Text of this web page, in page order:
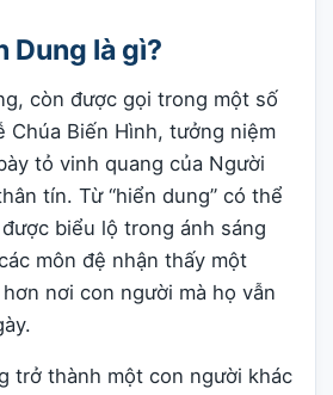
Dung là gì?
còn được gọi trong một số
Chúa Biến Hình, tưởng niệm
tỏ vinh quang của Người
tín. Từ “hiển dung” có thể
biểu lộ trong ánh sáng
môn đệ nhận thấy một
nơi con người mà họ vẫn
trở thành một con người khác